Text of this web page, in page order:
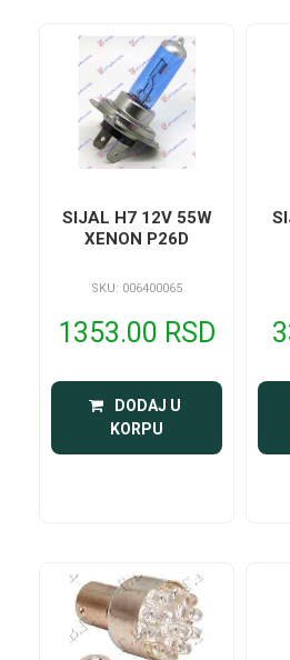
SIJAL H7 12V 55W
XENON P26D
SKU: 006400065
1353.00 RSD
DODAJ U
KORPU